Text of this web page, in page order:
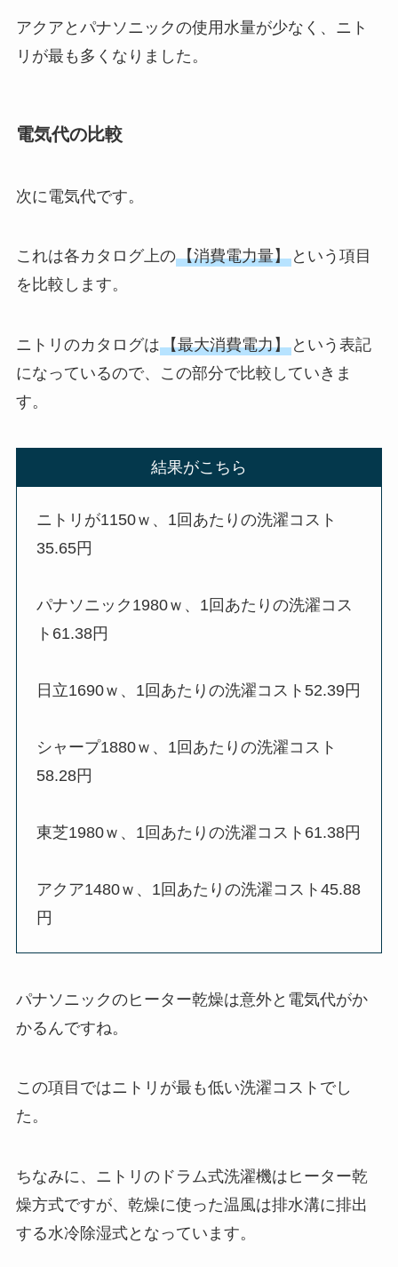
アクアとパナソニックの使用水量が少なく、ニト
リが最も多くなりました。
電気代の比較
次に電気代です。
これは各カタログ上の【消費電力量】という項目
を比較します。
ニトリのカタログは【最大消費電力】という表記
になっているので、この部分で比較していきま
す。
結果がこちら
ニトリが1150ｗ、1回あたりの洗濯コスト
35.65円
パナソニック1980ｗ、1回あたりの洗濯コス
ト61.38円
日立1690ｗ、1回あたりの洗濯コスト52.39円
シャープ1880ｗ、1回あたりの洗濯コスト
58.28円
東芝1980ｗ、1回あたりの洗濯コスト61.38円
アクア1480ｗ、1回あたりの洗濯コスト45.88
円
パナソニックのヒーター乾燥は意外と電気代がか
かるんですね。
この項目ではニトリが最も低い洗濯コストでし
た。
ちなみに、ニトリのドラム式洗濯機はヒーター乾
燥方式ですが、乾燥に使った温風は排水溝に排出
する水冷除湿式となっています。